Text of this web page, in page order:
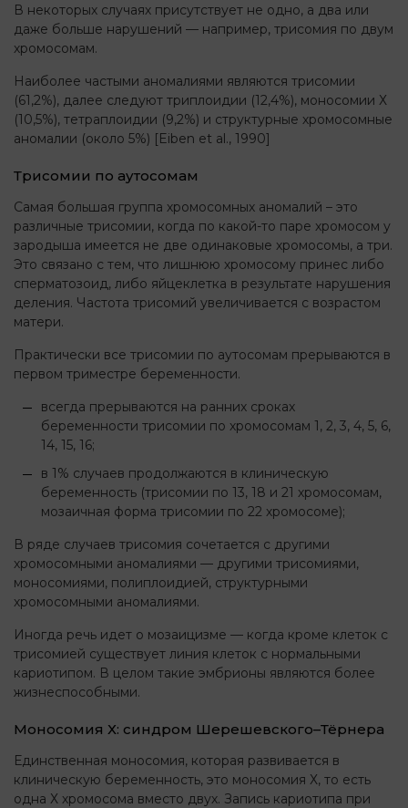
В некоторых случаях присутствует не одно, а два или
даже больше нарушений — например, трисомия по двум
хромосомам.
Наиболее частыми аномалиями являются трисомии
(61,2%), далее следуют триплоидии (12,4%), моносомии Х
(10,5%), тетраплоидии (9,2%) и структурные хромосомные
аномалии (около 5%) [Eiben et al., 1990]
Трисомии по аутосомам
Самая большая группа хромосомных аномалий – это
различные трисомии, когда по какой-то паре хромосом у
зародыша имеется не две одинаковые хромосомы, а три.
Это связано с тем, что лишнюю хромосому принес либо
сперматозоид, либо яйцеклетка в результате нарушения
деления. Частота трисомий увеличивается с возрастом
матери.
Практически все трисомии по аутосомам прерываются в
первом триместре беременности.
всегда прерываются на ранних сроках
беременности трисомии по хромосомам 1, 2, 3, 4, 5, 6,
14, 15, 16;
в 1% случаев продолжаются в клиническую
беременность (трисомии по 13, 18 и 21 хромосомам,
мозаичная форма трисомии по 22 хромосоме);
В ряде случаев трисомия сочетается с другими
хромосомными аномалиями — другими трисомиями,
моносомиями, полиплоидией, структурными
хромосомными аномалиями.
Иногда речь идет о мозаицизме — когда кроме клеток с
трисомией существует линия клеток с нормальными
кариотипом. В целом такие эмбрионы являются более
жизнеспособными.
Моносомия Х: синдром Шерешевского–Тёрнера
Единственная моносомия, которая развивается в
клиническую беременность, это моносомия Х, то есть
одна Х хромосома вместо двух. Запись кариотипа при